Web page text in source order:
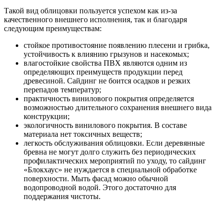
Такой вид облицовки пользуется успехом как из-за
качественного внешнего исполнения, так и благодаря
следующим преимуществам:
стойкое противостояние появлению плесени и грибка,
устойчивость к влиянию грызунов и насекомых;
влагостойкие свойства ПВХ являются одним из
определяющих преимуществ продукции перед
древесиной. Сайдинг не боится осадков и резких
перепадов температур;
практичность винилового покрытия определяется
возможностью длительного сохранения внешнего вида
конструкции;
экологичность винилового покрытия. В составе
материала нет токсичных веществ;
легкость обслуживания облицовки. Если деревянные
бревна не могут долго служить без периодических
профилактических мероприятий по уходу, то сайдинг
«Блокхаус» не нуждается в специальной обработке
поверхности. Мыть фасад можно обычной
водопроводной водой. Этого достаточно для
поддержания чистоты.